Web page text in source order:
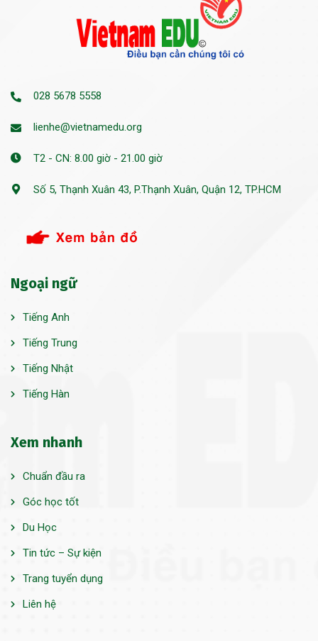
028 5678 5558
lienhe@vietnamedu.org
T2 - CN: 8.00 giờ - 21.00 giờ
Số 5, Thạnh Xuân 43, P.Thạnh Xuân, Quận 12, TP.HCM
Ngoại ngữ
Tiếng Anh
Tiếng Trung
Tiếng Nhật
Tiếng Hàn
Xem nhanh
Chuẩn đầu ra
Góc học tốt
Du Học
Tin tức – Sự kiện
Trang tuyển dụng
Liên hệ